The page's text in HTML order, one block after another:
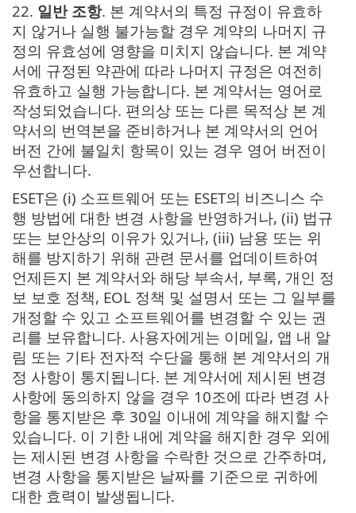
22. 일반 조항. 본 계약서의 특정 규정이 유효하
지 않거나 실행 불가능할 경우 계약의 나머지 규
정의 유효성에 영향을 미치지 않습니다. 본 계약
서에 규정된 약관에 따라 나머지 규정은 여전히
유효하고 실행 가능합니다. 본 계약서는 영어로
작성되었습니다. 편의상 또는 다른 목적상 본 계
약서의 번역본을 준비하거나 본 계약서의 언어
버전 간에 불일치 항목이 있는 경우 영어 버전이
우선합니다.
ESET은 (i) 소프트웨어 또는 ESET의 비즈니스 수
행 방법에 대한 변경 사항을 반영하거나, (ii) 법규
또는 보안상의 이유가 있거나, (iii) 남용 또는 위
해를 방지하기 위해 관련 문서를 업데이트하여
언제든지 본 계약서와 해당 부속서, 부록, 개인 정
보 보호 정책, EOL 정책 및 설명서 또는 그 일부를
개정할 수 있고 소프트웨어를 변경할 수 있는 권
리를 보유합니다. 사용자에게는 이메일, 앱 내 알
림 또는 기타 전자적 수단을 통해 본 계약서의 개
정 사항이 통지됩니다. 본 계약서에 제시된 변경
사항에 동의하지 않을 경우 10조에 따라 변경 사
항을 통지받은 후 30일 이내에 계약을 해지할 수
있습니다. 이 기한 내에 계약을 해지한 경우 외에
는 제시된 변경 사항을 수락한 것으로 간주하며,
변경 사항을 통지받은 날짜를 기준으로 귀하에
대한 효력이 발생됩니다.